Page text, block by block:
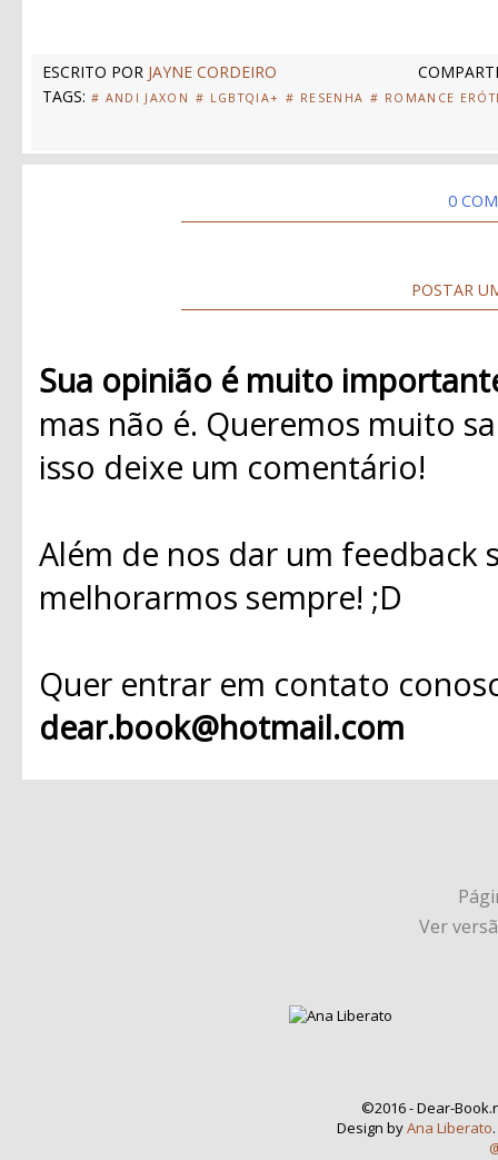
ESCRITO POR JAYNE CORDEIRO
TAGS: # ANDI JAXON # LGBTQIA+ # RESENHA # ROMANCE
0
POSTAR
Sua opinião é muito
mas não é. Queremos muito
isso deixe um comentário!
Além de nos dar um
melhorarmos sempre! ;D
Quer entrar em contato
dear.book@hotmail.com
Ver
©2016 - Dear-
Design byAna Liberato